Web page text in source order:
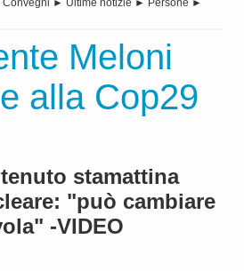
Convegni ► Ultime notizie ► Persone ►
Meloni
alla Cop29
stamattina
"può cambiare
-VIDEO